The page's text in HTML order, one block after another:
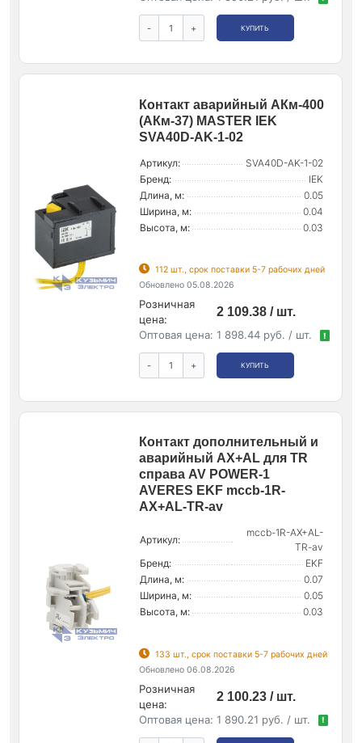
- + КУПИТЬ
Контакт аварийный АКм-400
(АКм-37) MASTER IEK
SVA40D-AK-1-02
Артикул:
SVA40D-AK-1-02
Бренд:
IEK
Длина, м:
0.05
Ширина, м:
0.04
Высота, м:
0.03
112 шт., срок поставки 5-7 рабочих дней
Обновлено 05.08.2026
Розничная
цена:
2 109.38 / шт.
Оптовая цена: 1 898.44 руб. / шт. !
- + КУПИТЬ
Контакт дополнительный и
аварийный AX+AL для TR
справа AV POWER-1
AVERES EKF mccb-1R-
AX+AL-TR-av
Артикул:
mccb-1R-AX+AL-
TR-av
Бренд:
EKF
Длина, м:
0.07
Ширина, м:
0.05
Высота, м:
0.03
133 шт., срок поставки 5-7 рабочих дней
Обновлено 06.08.2026
Розничная
цена:
2 100.23 / шт.
Оптовая цена: 1 890.21 руб. / шт. !